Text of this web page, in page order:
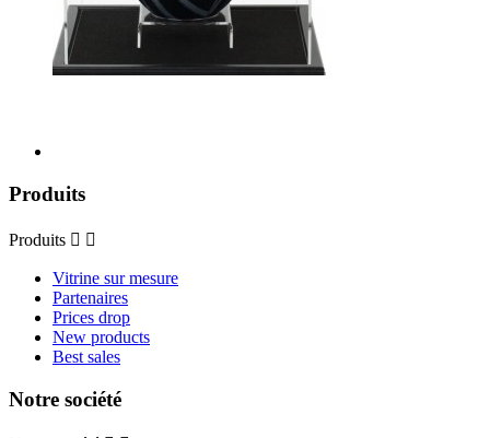
Produits
Produits  
Vitrine sur mesure
Partenaires
Prices drop
New products
Best sales
Notre société